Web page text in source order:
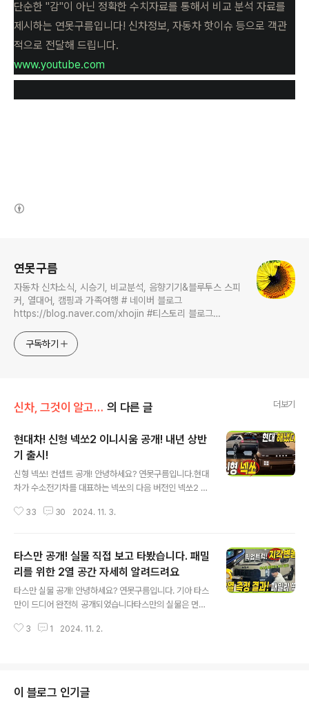
단순한 "감"이 아닌 정확한 수치자료를 통해서 비교 분석 자료를
제시하는 연못구름입니다! 신차정보, 자동차 핫이슈 등으로 객관
적으로 전달해 드립니다.
www.youtube.com
연못구름
자동차 신차소식, 시승기, 비교분석, 음향기기&블루투스 스피
커, 열대어, 캠핑과 가족여행 # 네이버 블로그
https://blog.naver.com/xhojin #티스토리 블로그
https://www.youtube.com/c/연못구름 콜라보 문의는
xhojin@naver.com 으로 주시면 신속하게 답변 드리겠습니
구독하기
신차, 그것이 알고 싶다 의 다른 글 더보기
현대차! 신형 넥쏘2 이니시움 공개! 내년 상반
기 출시!
신형 넥쏘! 컨셉트 공개! 안녕하세요? 연못구름입니다.현대
차가 수소전기차를 대표하는 넥쏘의 다음 버전인 넥쏘2 이
전기차라고 할 수 있고, 현재의 전기차가 전동화의 시작이
량인지 바로 만나볼게요! 공개된 디자인은 한마디로 꽤 괜
찮죠? 미래 지향적인 디자인에 각과 면이 조합이 되었고, D
RL은 한옥 창문은 연상시키는 4개의 네모가 풍차처럼 겹
친 디자인입니다. 최근에 공개된 신차들은 너무 먼 미래같
납득하기 조금 힘든 디자인을 볼 수 있었죠?하지만 이니시
33 30 2024. 11. 3.
타스만 공개! 실물 직접 보고 타봤습니다. 패밀
리를 위한 2열 공간 자세히 알려드려요
타스만 실물 공개! 안녕하세요? 연못구름입니다. 기아 타스
만이 드디어 완전히 공개되었습니다타스만의 실물은 먼저
이르는 거대한 사이즈에 2열 공간은 SUV가 부럽지 않을
트럭의 2열 실내 공간은 싼타페나 쏘렌토 보다도 좁은 공
간을 제공합니다. 줄자로 직접 측정해 봤습니다. 자세히 알
3 1 2024. 11. 2.
이 블로그 인기글